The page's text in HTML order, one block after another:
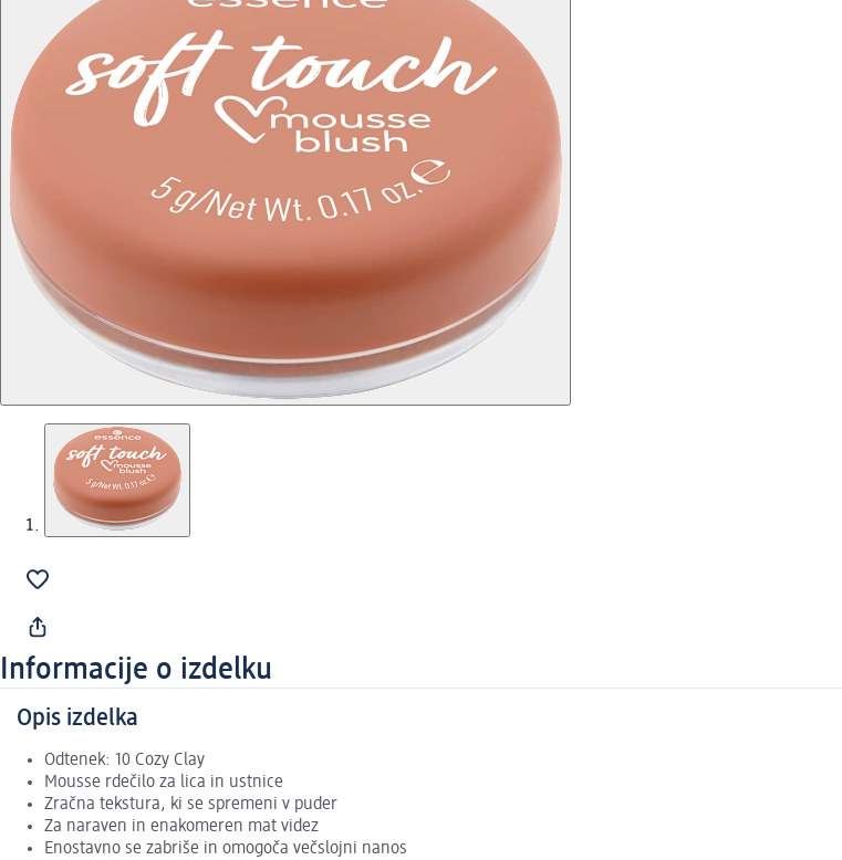
Informacije o izdelku
Opis izdelka
Odtenek: 10 Cozy Clay
Mousse rdečilo za lica in ustnice
Zračna tekstura, ki se spremeni v puder
Za naraven in enakomeren mat videz
Enostavno se zabriše in omogoča večslojni nanos